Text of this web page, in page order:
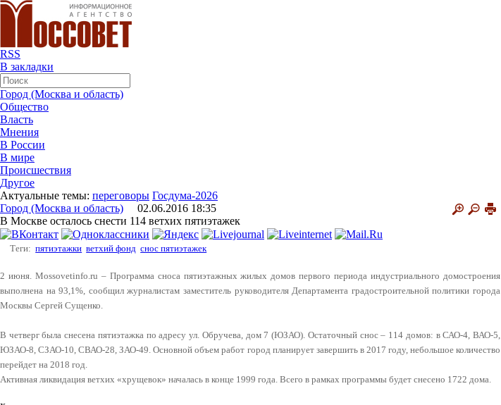
RSS
В закладки
Город (Москва и область)
Общество
Власть
Мнения
В России
В мире
Происшествия
Другое
Актуальные темы: переговоры Госдума-2026
Город (Москва и область) 02.06.2016 18:35
В Москве осталось снести 114 ветхих пятиэтажек
Теги: пятиэтажки ветхий фонд снос пятиэтажек
2 июня. Mossovetinfo.ru – Программа сноса пятиэтажных жилых домов первого периода индустриального домостроения
выполнена на 93,1%, сообщил журналистам заместитель руководителя Департамента градостроительной политики города
Москвы Сергей Сущенко.
В четверг была снесена пятиэтажка по адресу ул. Обручева, дом 7 (ЮЗАО). Остаточный снос – 114 домов: в САО-4, ВАО-5,
ЮЗАО-8, СЗАО-10, СВАО-28, ЗАО-49. Основной объем работ город планирует завершить в 2017 году, небольшое количество
перейдет на 2018 год.
Активная ликвидация ветхих «хрущевок» началась в конце 1999 года. Всего в рамках программы будет снесено 1722 дома.